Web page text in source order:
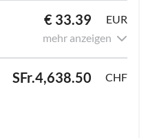
€ 33.39
EUR
mehr anzeigen
SFr.4,638.50 CHF